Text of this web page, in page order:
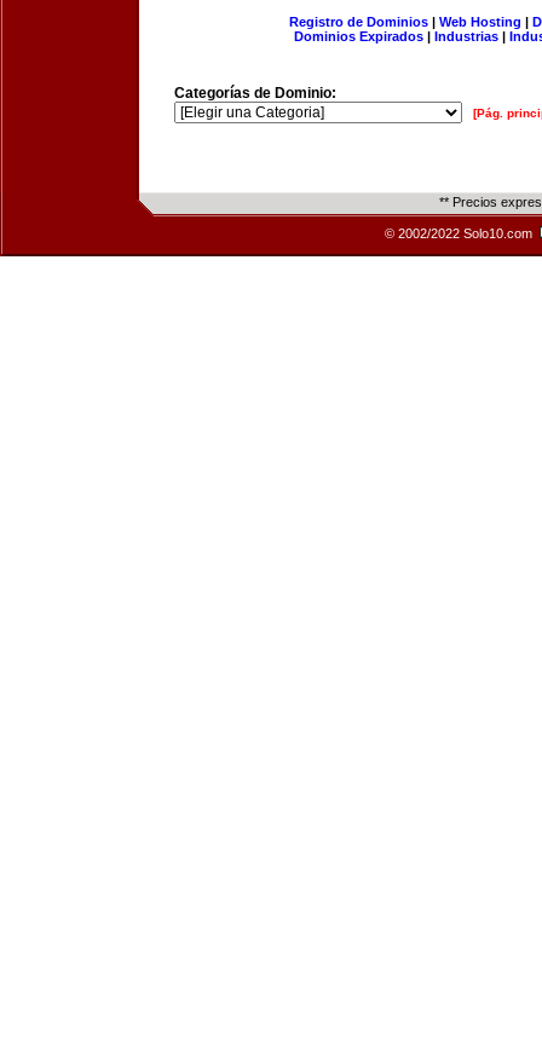
Registro de Dominios| Web Hosting |
Dominios Expirados | Industrias |
Categorías de Dominio:
[Pág.
** Precios
© 2002/2022 Solo10.com